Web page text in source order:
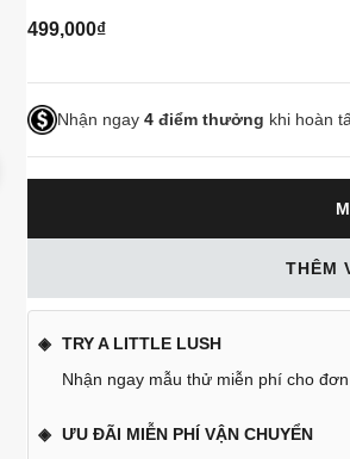
499,000₫
Nhận ngay 4 điểm thưởng khi hoàn
THÊM
TRY A LITTLE LUSH
Nhận ngay mẫu thử miễn phí cho
ƯU ĐÃI MIỄN PHÍ VẬN CHUYỂN